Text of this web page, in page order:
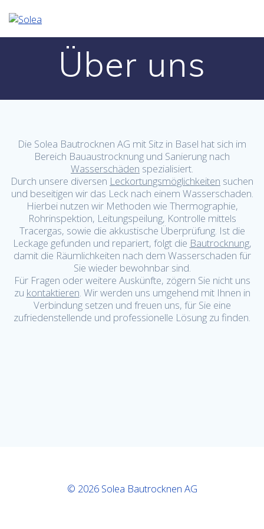
Über uns
Die Solea Bautrocknen AG mit Sitz in Basel hat sich im
Bereich Bauaustrocknung und Sanierung nach
Wasserschäden spezialisiert.
Durch unsere diversen Leckortungsmöglichkeiten suchen
und beseitigen wir das Leck nach einem Wasserschaden.
Hierbei nutzen wir Methoden wie Thermographie,
Rohrinspektion, Leitungspeilung, Kontrolle mittels
Tracergas, sowie die akkustische Überprüfung. Ist die
Leckage gefunden und repariert, folgt die Bautrocknung,
damit die Räumlichkeiten nach dem Wasserschaden für
Sie wieder bewohnbar sind.
Für Fragen oder weitere Auskünfte, zögern Sie nicht uns
zu kontaktieren. Wir werden uns umgehend mit Ihnen in
Verbindung setzen und freuen uns, für Sie eine
zufriedenstellende und professionelle Lösung zu finden.
© 2026 Solea Bautrocknen AG